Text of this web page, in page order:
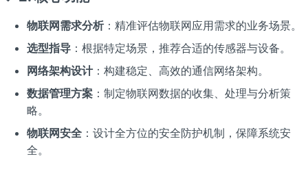
物联网需求分析：精准评估物联网应用需求的业务场景。
选型指导：根据特定场景，推荐合适的传感器与设备。
网络架构设计：构建稳定、高效的通信网络架构。
数据管理方案：制定物联网数据的收集、处理与分析策
略。
物联网安全：设计全方位的安全防护机制，保障系统安
全。